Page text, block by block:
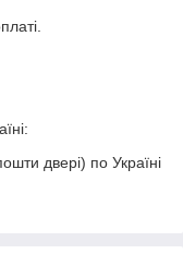
двері) по Україні